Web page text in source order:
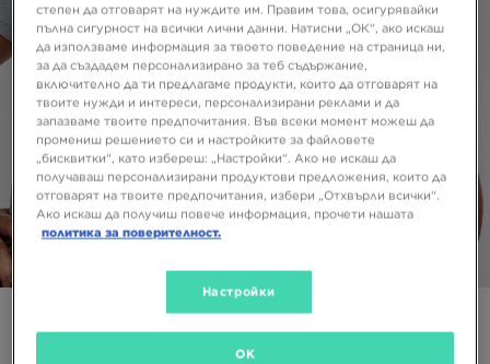
UNDER ARMOUR ТЕНИСКА VANISH TEE
степен да отговарят на нуждите им. Правим това, осигурявайки
пълна сигурност на всички лични данни. Натисни „ОК“, ако искаш
да използваме информация за твоето поведение на страница ни,
за да създадем персонализирано за теб съдържание,
включително да ти предлагаме продукти, които да отговарят на
твоите нужди и интереси, персонализирани реклами и да
запазваме твоите предпочитания. Във всеки момент можеш да
промениш решението си и настройките за файловете
„бисквитки“, като избереш: „Настройки“. Ако не искаш да
получаваш персонализирани продуктови предложения, които да
отговарят на твоите предпочитания, избери „Отхвърли всички“.
Ако искаш да получиш повече информация, прочети нашата
политика за поверителност.
Настройки
OK